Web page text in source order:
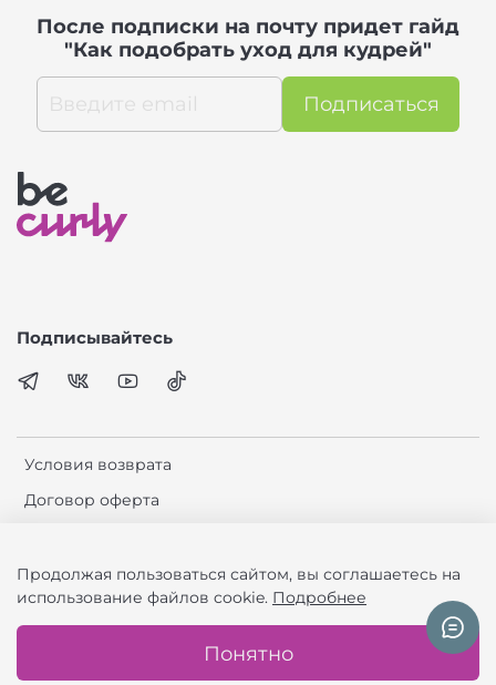
После подписки на почту придет гайд
"Как подобрать уход для кудрей"
Подписаться
Условия возврата
Договор оферта
Сотрудничество
Подписывайтесь
© 2026 BeCurly – натуральная косметика для кудрявых и
волнистых волос. Все права защищены.
Продолжая пользоваться сайтом, вы соглашаетесь на
использование файлов cookie. Подробнее
Понятно